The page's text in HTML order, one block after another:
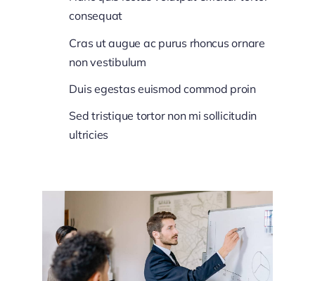
consequat
Cras ut augue ac purus rhoncus ornare
non vestibulum
Duis egestas euismod commod proin
Sed tristique tortor non mi sollicitudin
ultricies